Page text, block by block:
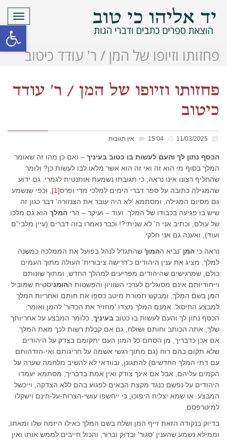
פתח
פחזותו וזיופו של המן / ר' עודד כיטוב
פחזותו וזיופו של המן / ר' עודד
כיטוב
אין תגובות
הכסף נתון לך והעם לעשות בו כטוב בעיניך – ואם כן מהו זה שאומר
המלך בסוף מי הוא זה ואי זה הוא אשר מלאו לבו לעשות כן? ולומר
שהחליף רצונו אינו נראה, כי תגובתו נשמעת אותנטית לגמרי. גם ידוע
שהמגילה כתובה על ספר דברי הימים למלכי מדי ופרס[1]
, וכפי שנשמע
גם מסיום המגילה, ומסתמא 'לא היה עובר את הצנזורה' דבר כגון זה
שיש בו פגיעה בכבודו של המלך. ועוד – ועיקר – הרי המלך הוא גם מלכו
של עולם, וכתיב אני ה' לא שניתי?! וכבר נאמרו בזה דברים (עיין מלבי"ם
ועוד), ואענה גם אני חלקי.
נראה כי המן 'נביא ההמון' שהתגדל לנהל בפועל את הממלכה כמשנה
למלך, מציג את ענין היהודים כ'דרישה ציבורית' העולה מתוך העמים
כולם, שמרגישים שהיהודים מפריעים למהלך החדש, ומתוך שונותם
וייחודיותם אינם מסוגלים לערכי השוויון והפשטות ההומניסטית שמוביל
המן בשם המלך, ומבקש תמורת מיטב כספו את חותם ואחריות המלך
למבצע החיסול. אמנם המלך מצדו 'מחזיר את הכדור' להמן ואומר:
הכסף נתון לך והעם לעשות בו כטוב בעיניך , כלומר המבצע על אחריותך
שלך, אתה הכותב וחותם ושולח, גם אם קבלת רשות לכך מאת המלך.
אם אכן כדבריך, מן הסתם כל המון העם יתקומם בצדק על היהודים
שלא תקום בהם רוח (גם מתוך רגשי אשמה על חריגותם ואי-הזדהותם
עם דתי המלך החדשים) להתגונן, ובוודאי לא להשיב מלחמה שערה על
הקמים עליהם, אבל אם אינך צודק ואין אמת בדבריך, מסתמא יעמדו
היהודים על נפשם כנגד מקצת הבאים לפגוע בהם ללא הצדקה, וייכשל
המבצע. או שמא יצליח היפוכו, כי ייחשפו עושי-הצרות-על-חינם וישקלו
למיטרפסם.
בדיוק בנקודה הזאת זייף המן ושלח בשם המלך כאילו היזמה שלו ומאתו,
וממילא נשמע שהענין 'סגור' ובדוק וברור, והכול חייבים לממש אותו ואין